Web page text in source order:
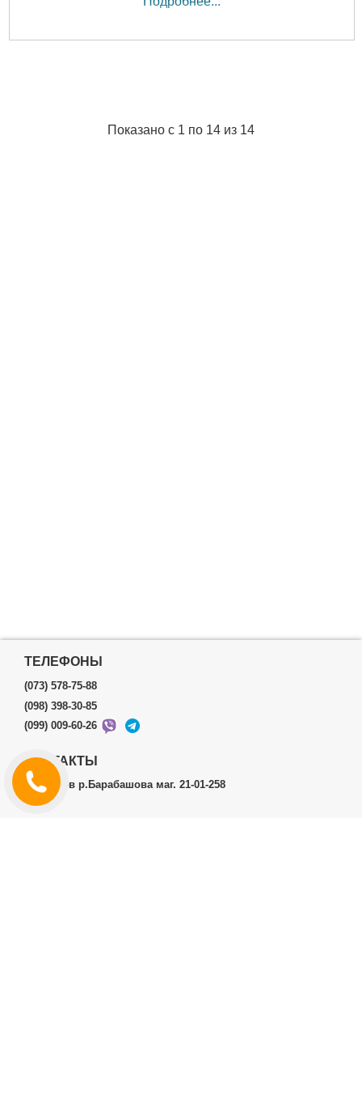
Показано с 1 по 14 из 14
ТЕЛЕФОНЫ
(073) 578-75-88
(098) 398-30-85
(099) 009-60-26
КОНТАКТЫ
г.Харьков р.Барабашова маг. 21-01-258